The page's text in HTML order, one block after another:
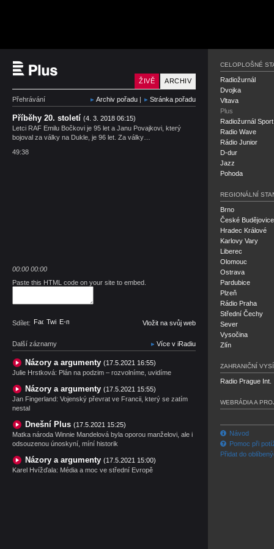
ARCHIV
ŽIVĚ
Přehrávání Archiv pořadu | Stránka pořadu
Příběhy 20. století (4. 3. 2018 06:15)
Letci RAF Emilu Bočkovi je 95 let a Janu Povajkovi, který
bojoval za války na Dukle, je 96 let. Za války…
49:38
00:00 00:00
Paste this HTML code on your site to embed.
Sdílet: Facebook
TwitterE-mail Vložit na svůj web
Další záznamy Více v iRadiu
Názory a argumenty (17.5.2021 16:55)
Julie Hrstková: Plán na podzim – rozvolníme, uvidíme
Názory a argumenty (17.5.2021 15:55)
Jan Fingerland: Vojenský převrat ve Francii, který se zatím
nestal
Dnešní Plus (17.5.2021 15:25)
Matka národa Winnie Mandelová byla oporou manželovi, ale i
odsouzenou únoskyní, míní historik
Názory a argumenty (17.5.2021 15:00)
Karel Hvížďala: Média a moc ve střední Evropě
CELOPLOŠNÉ
Radiožurnál
Dvojka
Vltava
Plus
Radiožurnál Sport
Radio Wave
Rádio Junior
D-dur
Jazz
Pohoda
REGIONÁLNÍ
Brno
České Budějovice
Hradec Králové
Karlovy Vary
Liberec
Olomouc
Ostrava
Pardubice
Plzeň
Rádio Praha
Střední Čechy
Sever
Vysočina
Zlín
ZAHRANIČNÍ
Radio Prague Int.
WEBRÁDIA A
Návod
Pomoc při
Přidat do